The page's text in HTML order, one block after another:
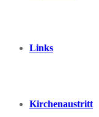
Links
Kirchenaustritt